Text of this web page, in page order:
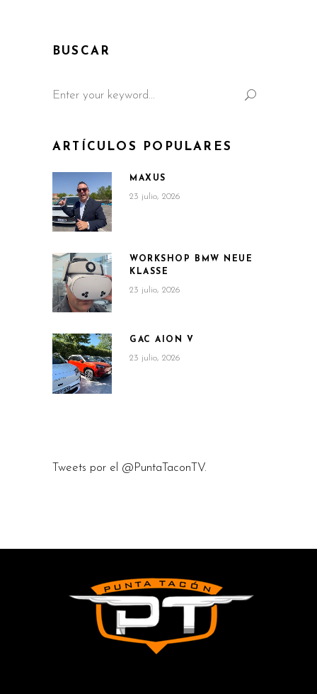
BUSCAR
for:
ARTÍCULOS POPULARES
MAXUS
23 julio, 2026
WORKSHOP BMW NEUE
KLASSE
23 julio, 2026
GAC AION V
23 julio, 2026
Tweets por el @PuntaTaconTV.